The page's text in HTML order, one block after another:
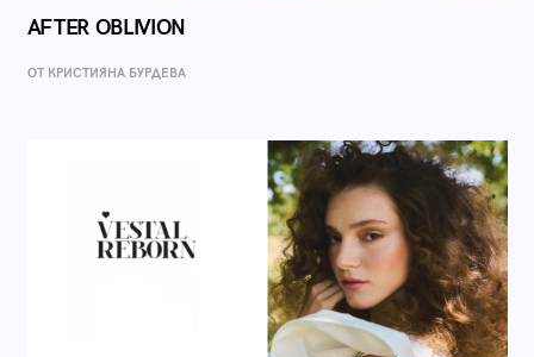
AFTER OBLIVION
ОТ КРИСТИЯНА БУРДЕВА